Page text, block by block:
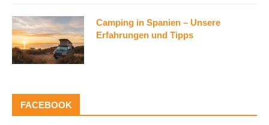
Camping in Spanien – Unsere
Erfahrungen und Tipps
FACEBOOK